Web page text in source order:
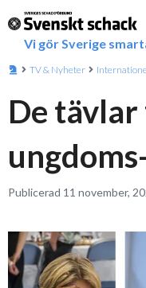
Vi gör Sverige
TV & Nyheter
De tävlar
Publicerad 11 november,